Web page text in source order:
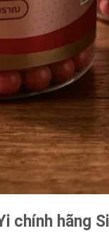
chính hãng